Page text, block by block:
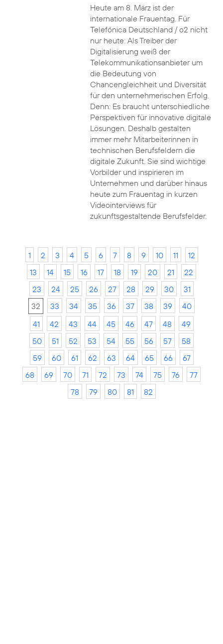
Heute am 8. März ist der
internationale Frauentag. Für
Telefónica Deutschland / o2 nicht
nur heute: Als Treiber der
Digitalisierung weiß der
Telekommunikationsanbieter um
die Bedeutung von
Chancengleichheit und Diversität
für den unternehmerischen Erfolg.
Denn: Es braucht unterschiedliche
Perspektiven für innovative digitale
Lösungen. Deshalb gestalten
immer mehr Mitarbeiterinnen in
technischen Berufsfeldern die
digitale Zukunft. Sie sind wichtige
Vorbilder und inspirieren im
Unternehmen und darüber hinaus
heute zum Frauentag in kurzen
Videointerviews für
zukunftsgestaltende Berufsfelder.
1 2 3 4 5 6 7 8 9 10 11
12
13
14 15 16 17 18 19 20 21
22
23
24 25 26 27 28 29 30
31
32
33 34 35 36 37 38 39
40
41
42 43 44 45 46 47 48
49
50
51 52 53 54 55 56 57
58
59
60 61 62 63 64 65 66
67
68
69 70 71 72 73 74 75 76
77
78
79 80 81 82